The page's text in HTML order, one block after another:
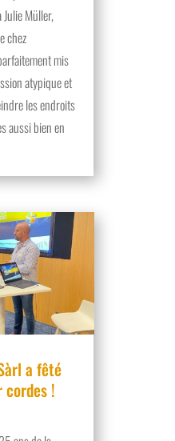
Müller,
chez
mis
atypique et
les endroits
aussi bien en
a fêté
cordes !